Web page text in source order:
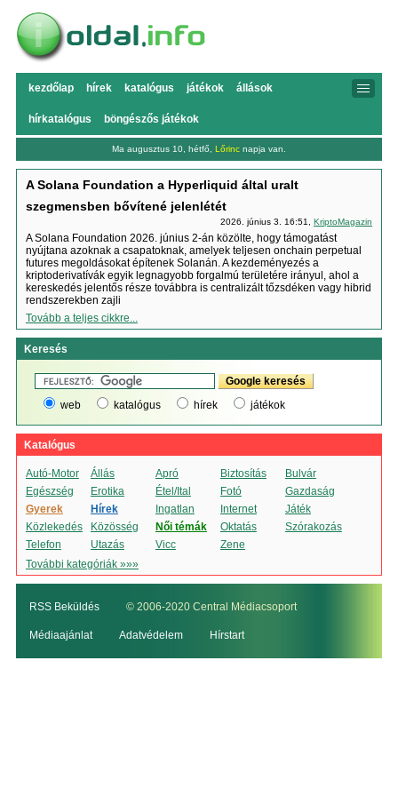
kezdőlap hírek katalógus játékok állások
hírkatalógus böngészős játékok
Ma augusztus 10, hétfő, Lőrinc napja van.
A Solana Foundation a Hyperliquid által uralt
szegmensben bővítené jelenlétét
2026. június 3. 16:51,KriptoMagazin
A Solana Foundation 2026. június 2-án közölte, hogy támogatást
nyújtana azoknak a csapatoknak, amelyek teljesen onchain perpetual
futures megoldásokat építenek Solanán. A kezdeményezés a
kriptoderivatívák egyik legnagyobb forgalmú területére irányul, ahol a
kereskedés jelentős része továbbra is centralizált tőzsdéken vagy hibrid
rendszerekben zajli
Tovább a teljes cikkre...
Keresés
web katalógus hírek játékok
Katalógus
Autó-Motor Állás Apró Biztosítás
Bulvár
Egészség
Erotika Étel/Ital Fotó
Gazdaság
Gyerek
Hírek Ingatlan Internet
Játék
Közlekedés
Közösség Női témák Oktatás
Szórakozás
Telefon
Utazás Vicc
Zene
További kategóriák »»»
RSS Beküldés © 2006-2020 Central Médiacsoport
Médiaajánlat Adatvédelem Hírstart